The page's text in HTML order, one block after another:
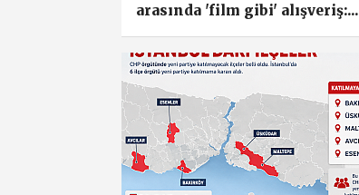
arasında 'film gibi' alışveriş:...